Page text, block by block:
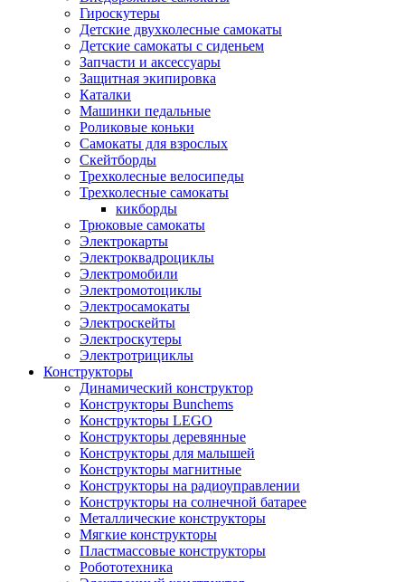
Гироскутеры
Детские двухколесные самокаты
Детские самокаты с сиденьем
Запчасти и аксессуары
Защитная экипировка
Каталки
Машинки педальные
Роликовые коньки
Самокаты для взрослых
Скейтборды
Трехколесные велосипеды
Трехколесные самокаты
кикборды
Трюковые самокаты
Электрокарты
Электроквадроциклы
Электромобили
Электромотоциклы
Электросамокаты
Электроскейты
Электроскутеры
Электротрициклы
Конструкторы
Динамический конструктор
Конструкторы Bunchems
Конструкторы LEGO
Конструкторы деревянные
Конструкторы для малышей
Конструкторы магнитные
Конструкторы на радиоуправлении
Конструкторы на солнечной батарее
Металлические конструкторы
Мягкие конструкторы
Пластмассовые конструкторы
Робототехника